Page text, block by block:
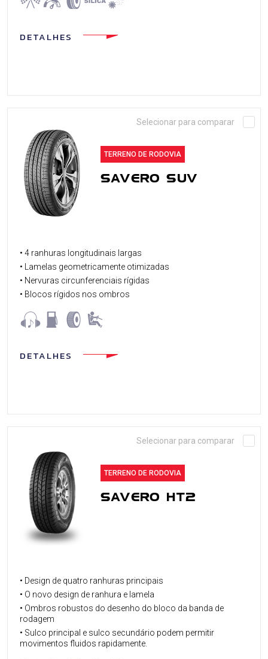
DETALHES
Selecionar para comparar
TERRENO DE RODOVIA
SAVERO SUV
• 4 ranhuras longitudinais largas
• Lamelas geometricamente otimizadas
• Nervuras circunferenciais rígidas
• Blocos rígidos nos ombros
DETALHES
Selecionar para comparar
TERRENO DE RODOVIA
SAVERO HT2
• Design de quatro ranhuras principais
• O novo design de ranhura e lamela
• Ombros robustos do desenho do bloco da banda de
rodagem
• Sulco principal e sulco secundário podem permitir
movimentos fluidos rapidamente.